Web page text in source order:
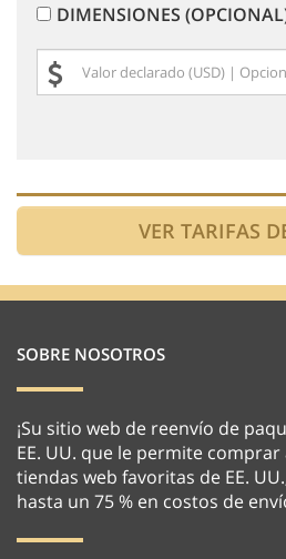
DIMENSIONES
SOBRE NOSOTROS
¡Su sitio web de reenvío de
EE. UU. que le permite
tiendas web favoritas de EE.
hasta un 75 % en costos de